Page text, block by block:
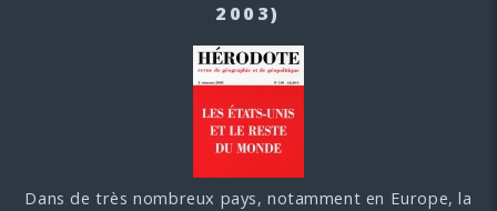
2003)
Dans de très nombreux pays, notamment en Europe, la